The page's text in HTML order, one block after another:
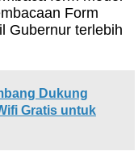
Form
Gubernur terlebih
Dukung
Gratis untuk